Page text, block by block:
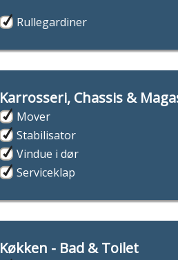
Rullegardiner
Karrosseri, Chassis &
Mover
Stabilisator
Vindue i dør
Serviceklap
Køkken - Bad & Toilet